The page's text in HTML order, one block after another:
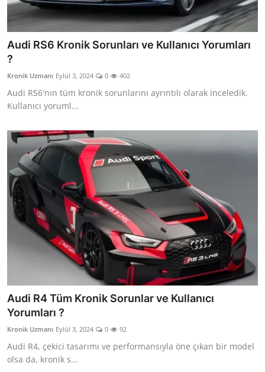
Audi RS6 Kronik Sorunları ve Kullanıcı Yorumları
?
Kronik Uzmanı Eylül 3, 2024 0 402
Audi RS6'nın tüm kronik sorunlarını ayrıntılı olarak inceledik.
Kullanıcı yoruml...
Audi R4 Tüm Kronik Sorunlar ve Kullanıcı
Yorumları ?
Kronik Uzmanı Eylül 3, 2024 0 92
Audi R4, çekici tasarımı ve performansıyla öne çıkan bir model
olsa da, kronik s...